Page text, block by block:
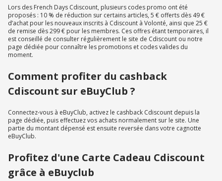
Lors des French Days Cdiscount, plusieurs codes promo ont été
proposés : 10 % de réduction sur certains articles, 5 € offerts dès 49 €
d’achat pour les nouveaux inscrits à Cdiscount à Volonté, ainsi que 25 €
de remise dès 299 € pour les membres. Ces offres étant temporaires, il
est conseillé de consulter régulièrement le site de Cdiscount ou notre
page dédiée pour connaître les promotions et codes valides du
moment.
Comment profiter du cashback
Cdiscount sur eBuyClub ?
Connectez-vous à eBuyClub, activez le cashback Cdiscount depuis la
page dédiée, puis effectuez vos achats normalement sur le site. Une
partie du montant dépensé est ensuite reversée dans votre cagnotte
eBuyClub.
Profitez d'une Carte Cadeau Cdiscount
grâce à eBuyclub